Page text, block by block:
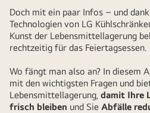
richtig
Kühlschrank
aufbewahrt
Doch mit ein paar Infos – und
Technologien von LG
Kunst der Lebensmittellagerung
rechtzeitig für das Feiertagsessen.
Wo fängt man also an? In diesem
mit den wichtigsten Fragen und
Lebensmittellagerung, damit Ihre
frisch bleiben und Sie Abfälle